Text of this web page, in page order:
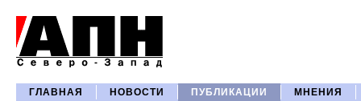
ГЛАВНАЯ НОВОСТИ ПУБЛИКАЦИИ МНЕНИЯ